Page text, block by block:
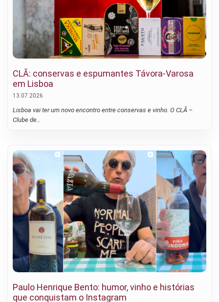
CLÃ: conservas e espumantes Távora-Varosa
em Lisboa
13.07.2026
Lisboa vai ter um novo encontro entre conservas e vinho. O CLÃ –
Clube de…
Paulo Henrique Bento: humor, vinho e histórias
que conquistam o Instagram